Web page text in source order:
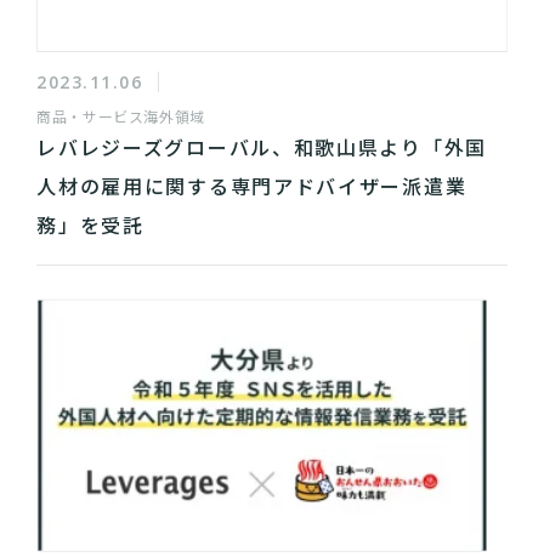
2023.11.06
商品・サービス海外領域
レバレジーズグローバル、和歌山県より「外国
人材の雇用に関する専門アドバイザー派遣業
務」を受託